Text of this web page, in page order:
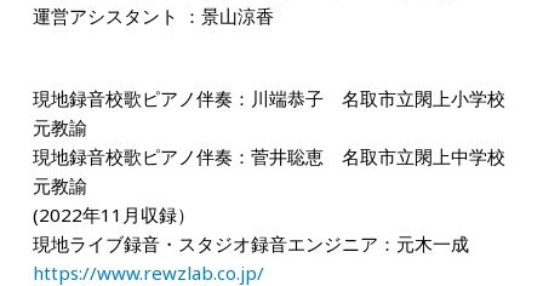
運営アシスタント ：景山涼香
現地録音校歌ピアノ伴奏：川端恭子 名取市立閖上小学校
元教諭
現地録音校歌ピアノ伴奏：菅井聡恵 名取市立閖上中学校
元教諭
(2022年11月収録）
現地ライブ録音・スタジオ録音エンジニア：元木一成
https://www.rewzlab.co.jp/